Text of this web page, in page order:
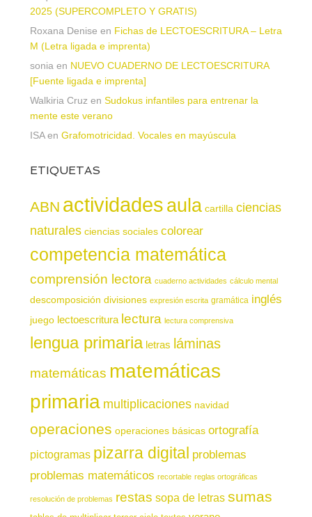
2025 (SUPERCOMPLETO Y GRATIS)
Roxana Denise en Fichas de LECTOESCRITURA – Letra
M (Letra ligada e imprenta)
sonia en NUEVO CUADERNO DE LECTOESCRITURA
[Fuente ligada e imprenta]
Walkiria Cruz en Sudokus infantiles para entrenar la
mente este verano
ISAen Grafomotricidad. Vocales en mayúscula
ETIQUETAS
ABN actividadesaula cartilla ciencias
naturales ciencias sociales colorear
competencia matemática
comprensión lectora cuaderno actividades cálculo mental
descomposición divisiones expresión escrita gramática inglés
juego lectoescritura lectura lectura comprensiva
lengua primaria letras láminas
matemáticas matemáticas
primaria multiplicaciones navidad
operaciones operaciones básicas ortografía
pictogramas pizarra digital problemas
problemas matemáticos recortable reglas ortográficas
resolución de problemas restas sopa de letras sumas